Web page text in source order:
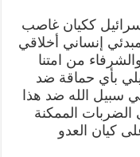
ككيان غاصب
إنساني أخلاقي
من امتنا
بأي حماقة ضد
سبيل الله ضد هذا
الضربات الممكنة
كيان العدو